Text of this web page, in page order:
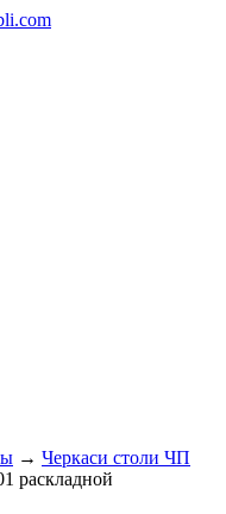
→ Черкаси столи ЧП
раскладной